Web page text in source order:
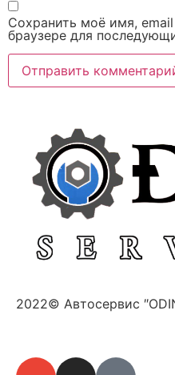
Сохранить моё имя,
браузере для
2022© Автосервис